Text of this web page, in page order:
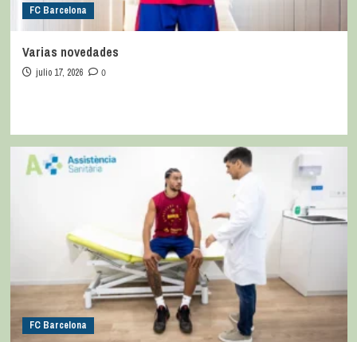
FC Barcelona
Varias novedades
julio 17, 2026 0
FC Barcelona